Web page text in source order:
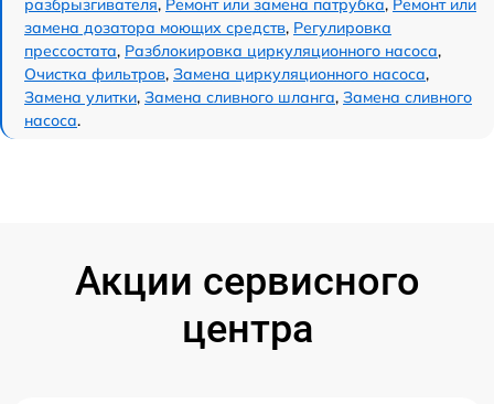
разбрызгивателя, Ремонт или замена патрубка, Ремонт или
замена дозатора моющих средств, Регулировка
прессостата, Разблокировка циркуляционного насоса,
Очистка фильтров, Замена циркуляционного насоса,
Замена улитки, Замена сливного шланга, Замена сливного
насоса.
Акции сервисного
центра